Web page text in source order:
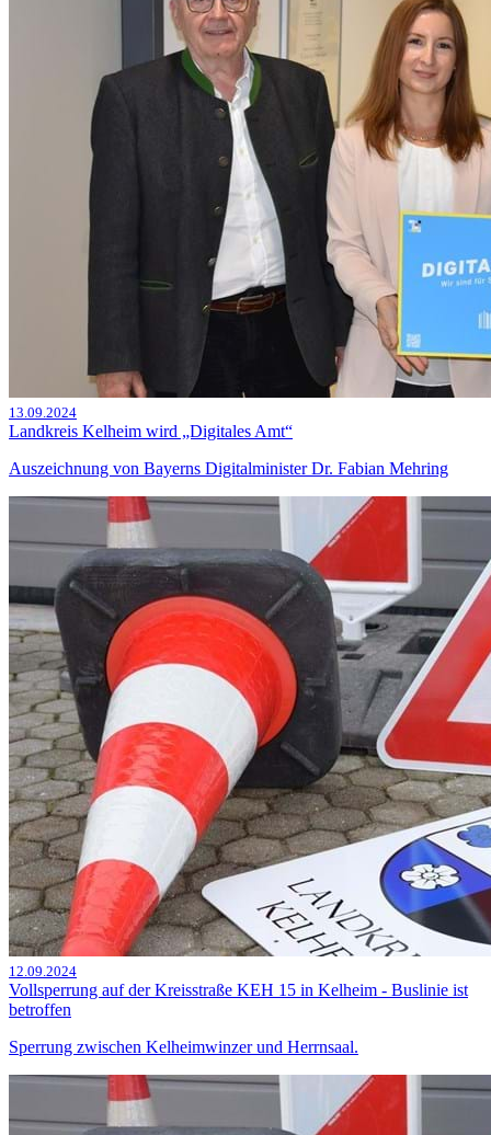
13.09.2024
Landkreis Kelheim wird „Digitales Amt“
Auszeichnung von Bayerns Digitalminister Dr. Fabian Mehring
12.09.2024
Vollsperrung auf der Kreisstraße KEH 15 in Kelheim - Buslinie ist
betroffen
Sperrung zwischen Kelheimwinzer und Herrnsaal.